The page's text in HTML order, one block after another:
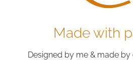
Made with
Designed by me & made